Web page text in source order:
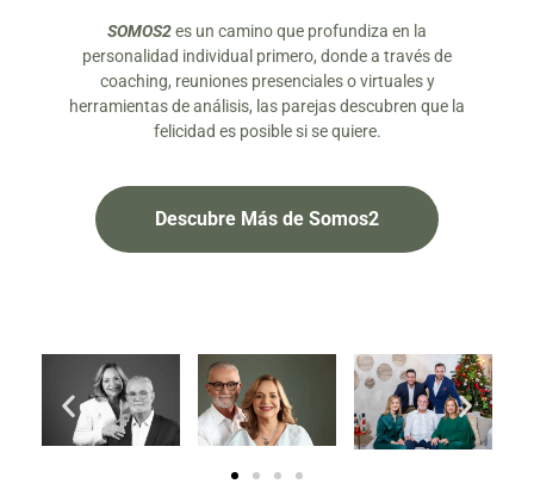
SOMOS2es un camino que profundiza en la
personalidad individual primero, donde a través de
coaching, reuniones presenciales o virtuales y
herramientas de análisis, las parejas descubren que la
felicidad es posible si se quiere.
Descubre Más de Somos2